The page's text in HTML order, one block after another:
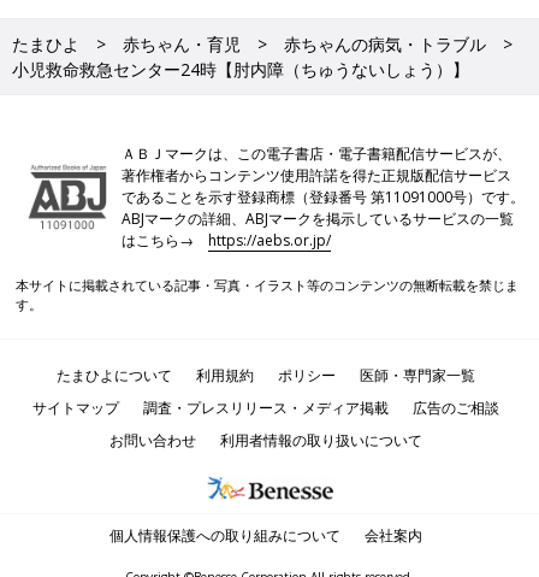
たまひよ 赤ちゃん・育児
赤ちゃんの病気・トラブル
小児救命救急センター24時【肘内障（ちゅうないしょう）】
ＡＢＪマークは、この電子書店・電子書籍配信サービスが、
著作権者からコンテンツ使用許諾を得た正規版配信サービス
であることを示す登録商標（登録番号 第11091000号）です。
ABJマークの詳細、ABJマークを掲示しているサービスの一覧
はこちら→https://aebs.or.jp/
本サイトに掲載されている記事・写真・イラスト等のコンテンツの無断転載を禁じま
す。
たまひよについて 利用規約 ポリシー
医師・専門家一覧
サイトマップ
調査・プレスリリース・メディア掲載
広告のご相談
お問い合わせ
利用者情報の取り扱いについて
個人情報保護への取り組みについて 会社案内